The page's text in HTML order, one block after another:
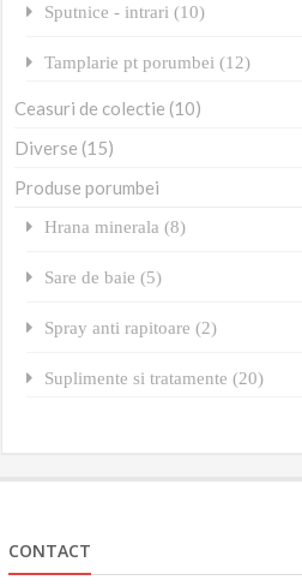
Sputnice - intrari (10)
Tamplarie pt porumbei (12)
Ceasuri de colectie (10)
Diverse (15)
Produse porumbei
Hrana minerala (8)
Sare de baie (5)
Spray anti rapitoare (2)
Suplimente si tratamente (20)
CONTACT